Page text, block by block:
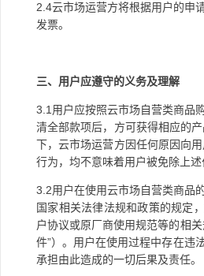
2.4云市场运营方将根据用户的申
发票。
三、用户应遵守的义务及理解
3.1 用户应按照云市场自营类商品
清全部款项后，方可获得相应的
下，云市场运营方因任何原因向
行为，均不意味着用户被免除上述
3.2用户在使用云市场自营类商品
国家相关法律法规和政策的规定
户协议或原厂商使用规范等的相
件”）。用户在使用过程中存在违
承担由此造成的一切后果及责任。